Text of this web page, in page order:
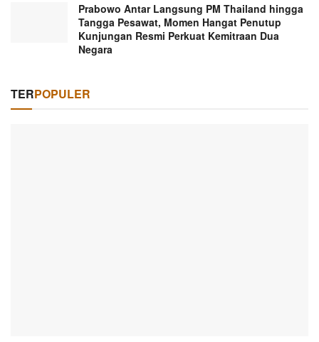
Prabowo Antar Langsung PM Thailand hingga
Tangga Pesawat, Momen Hangat Penutup
Kunjungan Resmi Perkuat Kemitraan Dua
Negara
TERPOPULER